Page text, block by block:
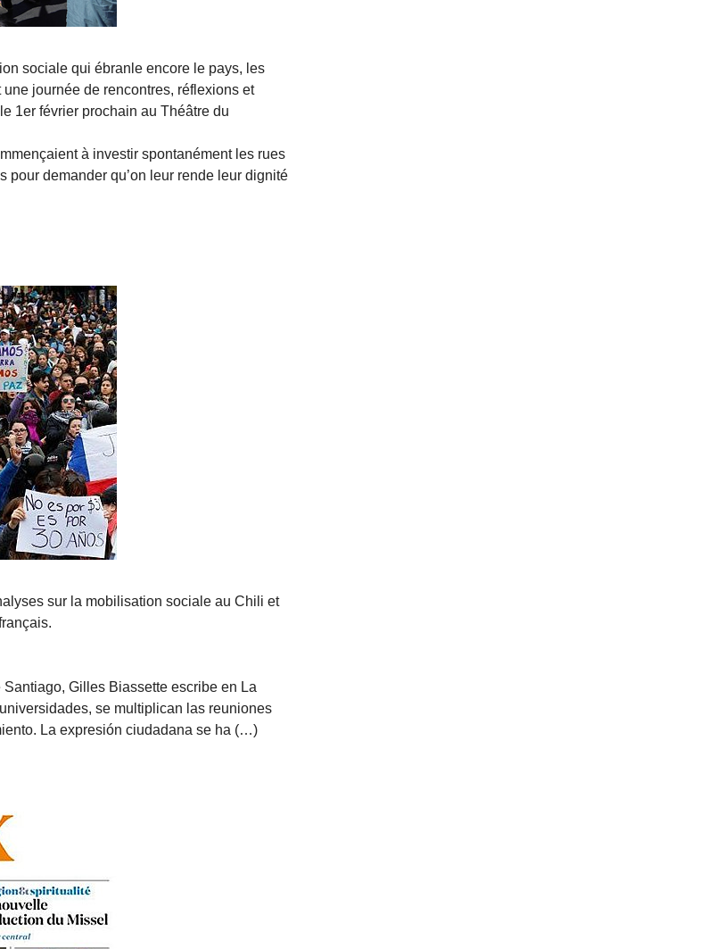
sociale qui ébranle encore le pays, les
journée de rencontres, réflexions et
1er février prochain au Théâtre du
à investir spontanément les rues
demander qu’on leur rende leur dignité
sur la mobilisation sociale au Chili et
Gilles Biassette escribe en La
se multiplican las reuniones
La expresión ciudadana se ha (…)